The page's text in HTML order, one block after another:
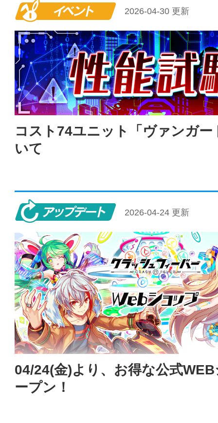
イベント
2026-04-30 更新
コスト74ユニット「ヴァンガー
いて
アップデート
2026-04-24 更新
04/24(金)より、お得な公式
ープン！